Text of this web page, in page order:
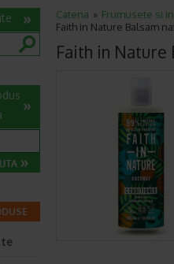
Catena Frumusete si
Faith in Nature Balsam
Faith in Nature